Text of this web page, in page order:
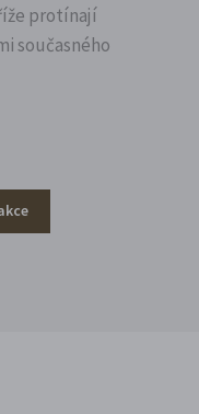
protínají
současného